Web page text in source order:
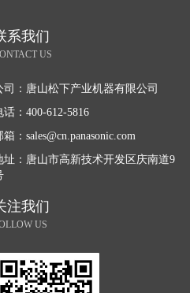
注我们
US
系我们
US
司： 唐山松下产业机器有限公司
话：400-612-5816
箱：sales@cn.panasonic.com
址： 唐山市高新技术开发区庆南道9